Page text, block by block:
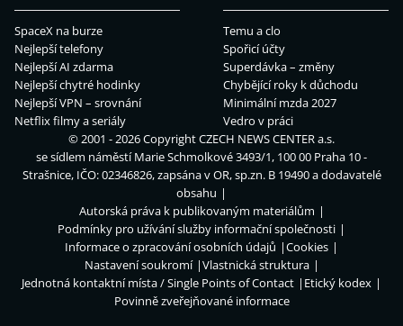
SpaceX na burze
Nejlepší telefony
Nejlepší AI zdarma
Nejlepší chytré hodinky
Nejlepší VPN – srovnání
Netflix filmy a seriály
Temu a clo
Spořicí účty
Superdávka – změny
Chybějící roky k důchodu
Minimální mzda 2027
Vedro v práci
© 2001 - 2026 CopyrightCZECH NEWS CENTER a.s.
se sídlem náměstí Marie Schmolkové 3493/1, 100 00 Praha 10 -
Strašnice, IČO: 02346826, zapsána v OR, sp.zn. B 19490 a dodavatelé
obsahu
Autorská práva k publikovaným materiálům
Podmínky pro užívání služby informační společnosti
Informace o zpracování osobních údajů
Cookies
Nastavení soukromí
Vlastnická struktura
Jednotná kontaktní místa / Single Points of Contact
Etický kodex
Povinně zveřejňované informace